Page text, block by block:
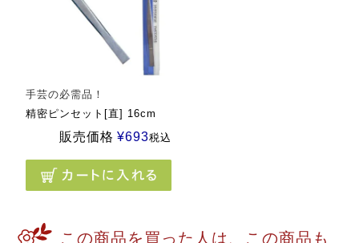
手芸の必需品！
精密ピンセット[直] 16cm
販売価格 ¥693税込
この商品を買った人は、この商品も